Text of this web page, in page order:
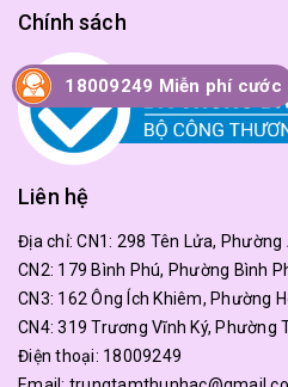
Chính sách
Liên hệ
Địa chỉ:CN1: 298 Tên Lửa, Phường
CN2: 179 Bình Phú, Phường Bình
CN3: 162 Ông Ích Khiêm, Phường
CN4: 319 Trương Vĩnh Ký, Phường
Điện thoại: 18009249
18009249 Miễn phí cước